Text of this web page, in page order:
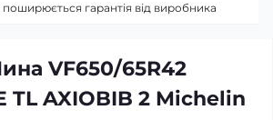
VF650/65R42
TL AXIOBIB 2 Michelin
поширюється гарантія від виробника